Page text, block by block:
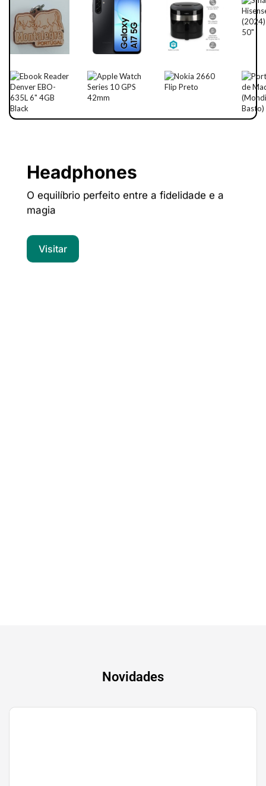
Headphones
O equilíbrio perfeito entre a fidelidade e a
magia
Visitar
Novidades